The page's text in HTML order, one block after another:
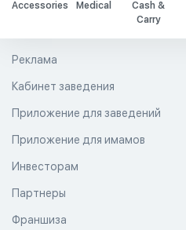
Accessories Medical
Cash &
Carry
Реклама
Кабинет заведения
Приложение для заведений
Приложение для имамов
Инвесторам
Партнеры
Франшиза